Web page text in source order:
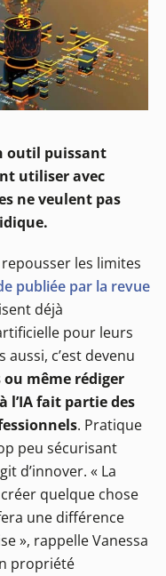
outil puissant
utiliser avec
ne veulent pas
les limites
publiée par la revue
déjà
pour leurs
c’est devenu
ou même rédiger
l’IA fait partie des
. Pratique
peu sécurisant
d’innover. « La
quelque chose
une différence
», rappelle Vanessa
propriété